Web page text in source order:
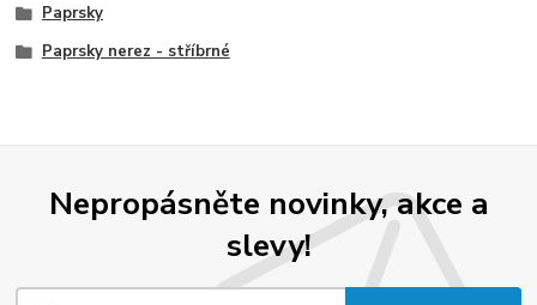
Paprsky
Paprsky nerez - stříbrné
Nepropásněte novinky, akce a
slevy!